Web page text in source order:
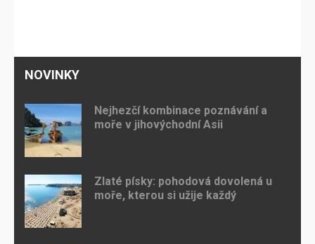
NOVINKY
Nejhezčí kombinace poznávání a
moře v jihovýchodní Asii
Zlaté písky: pohodová dovolená u
moře, kterou si užije každý